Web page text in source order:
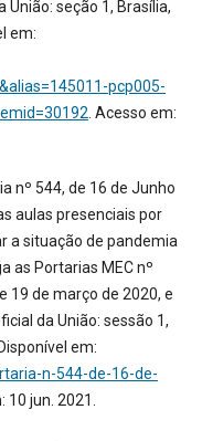
União: seção 1, Brasília,
em:
pcp005-
. Acesso em:
nº 544, de 16 de Junho
aulas presenciais por
a situação de pandemia
as Portarias MEC nº
19 de março de 2020, e
da União: sessão 1,
em:
n-544-de-16-de-
10 jun. 2021.